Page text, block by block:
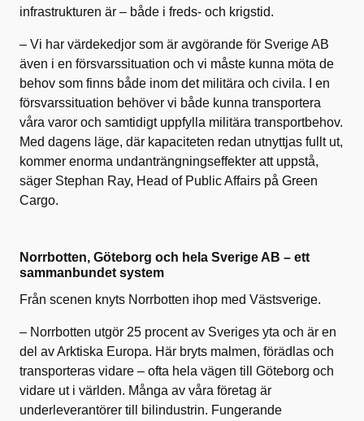
infrastrukturen är – både i freds- och krigstid.
– Vi har värdekedjor som är avgörande för Sverige AB
även i en försvarssituation och vi måste kunna möta de
behov som finns både inom det militära och civila. I en
försvarssituation behöver vi både kunna transportera
våra varor och samtidigt uppfylla militära transportbehov.
Med dagens läge, där kapaciteten redan utnyttjas fullt ut,
kommer enorma undanträngningseffekter att uppstå,
säger Stephan Ray, Head of Public Affairs på Green
Cargo.
Norrbotten, Göteborg och hela Sverige AB – ett
sammanbundet system
Från scenen knyts Norrbotten ihop med Västsverige.
– Norrbotten utgör 25 procent av Sveriges yta och är en
del av Arktiska Europa. Här bryts malmen, förädlas och
transporteras vidare – ofta hela vägen till Göteborg och
vidare ut i världen. Många av våra företag är
underleverantörer till bilindustrin. Fungerande